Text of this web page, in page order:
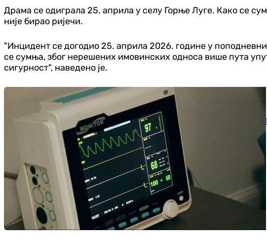
Драма се одиграла 25. априла у селу Горње Луге. Како се
није бирао ријечи.
"Инцидент се догодио 25. априла 2026. године у
се сумња, због нерешених имовинских односа више пута
сигурност", наведено је.